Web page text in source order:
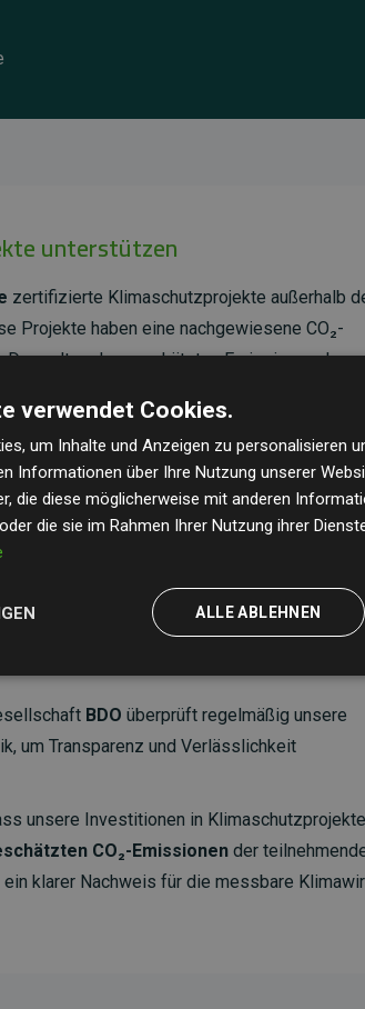
unterstützen
zertifizierte Klimaschutzprojekte außerhalb
Projekte haben eine nachgewiesene CO₂-
der geschätzten Emissionen der
und Transparenz. Weitere Informationen
BDO überprüft regelmäßig unsere
um Transparenz und Verlässlichkeit
unsere Investitionen in
CO₂-Emissionen der
klarer Nachweis für die messbare
verwendet Cookies.
um Inhalte und Anzeigen zu personalisieren
Informationen über Ihre Nutzung unserer
die diese möglicherweise mit anderen
die sie im Rahmen Ihrer Nutzung ihrer
ALLE ABLEHNEN